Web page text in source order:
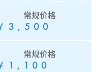
常规价格
3,500
常规价格
1,100